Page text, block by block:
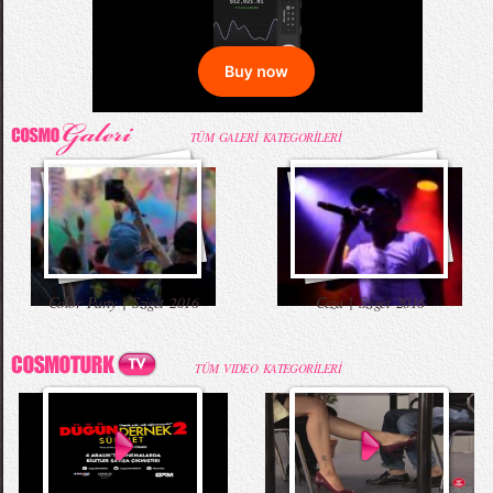
TÜM GALERİ KATEGORİLERİ
Color Party | Sziget 2016 Ceza | Sziget 2016
TÜM VIDEO KATEGORİLERİ